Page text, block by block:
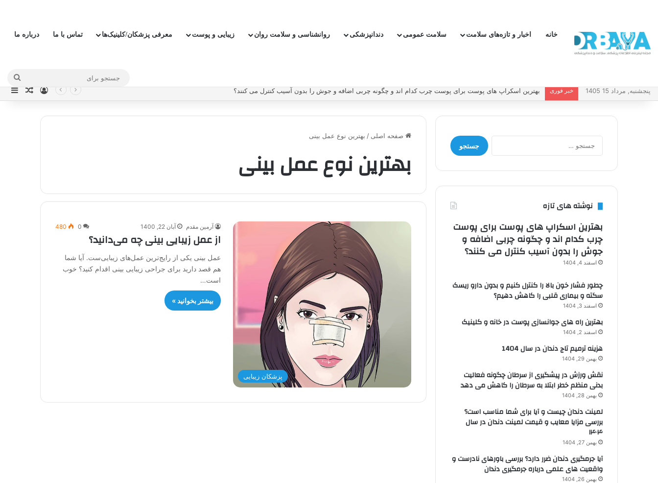
خانه اخبار و تازه‌های سلامت سلامت عمومی دندانپزشکی روانشناسی و سلامت روان زیبایی و پوست معرفی پزشکان/کلینیک‌ها تماس با ما درباره ما
برای
پنجشنبه, مرداد 15 1405 خبر فوری بهترین اسکراپ های پوست برای پوست چرب کدام اند و چگونه چربی اضافه و جوش را بدون آسیب کنترل می کنند؟ ورودنوشته
صفحه اصلی / بهترین نوع عمل بینی
بهترین نوع عمل بینی
پزشکان زیبایی
آرمین مقدم آبان 22, 1400 0
480
از عمل زیبایی بینی چه می‌دانید؟
عمل بینی یکی از رایج‌ترین عمل‌های زیبایی‌ست. آیا شما
هم قصد دارید برای جراحی زیبایی بینی اقدام کنید؟ خوب
است…
بیشتر بخوانید »
جستجو
برای:
نوشته های تازه
بهترین اسکراپ های پوست برای پوست
چرب کدام اند و چگونه چربی اضافه و
جوش را بدون آسیب کنترل می کنند؟
اسفند 4, 1404
چطور فشار خون بالا را کنترل کنیم و بدون دارو ریسک
سکته و بیماری قلبی را کاهش دهیم؟
اسفند 3, 1404
بهترین راه های جوانسازی پوست در خانه و کلینیک
اسفند 2, 1404
هزینه ترمیم تاج دندان در سال 1404
بهمن 29, 1404
نقش ورزش در پیشگیری از سرطان چگونه فعالیت
بدنی منظم خطر ابتلا به سرطان را کاهش می دهد
بهمن 28, 1404
لمینت دندان چیست و آیا برای شما مناسب است؟
بررسی مزایا معایب و قیمت لمینت دندان در سال
۱۴۰۴
بهمن 27, 1404
آیا جرمگیری دندان ضرر دارد؟ بررسی باورهای نادرست و
واقعیت های علمی درباره جرمگیری دندان
بهمن 26, 1404